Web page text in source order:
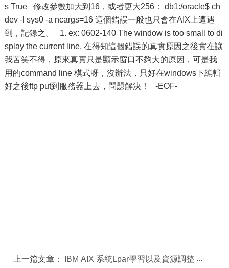
s True 修改參數加大到16，或者更大256： db1:/oracle$ ch
dev -l sys0 -a ncargs=16 這個錯誤一般也只會在AIX上遭遇
到，記錄之。 1. ex: 0602-140 The window is too small to di
splay the current line. 在得知這個錯誤的真實原因之後實在讓
我苦笑不得，原來真實只是顯示窗口不夠大的原因，可是我
用的command line 模式呀，沒辦法，只好在windows下編輯
好之後ftp put到服務器上去，問題解決！ -EOF-
上一篇文章：
IBM AIX 系統Lpar學習以及資源調整